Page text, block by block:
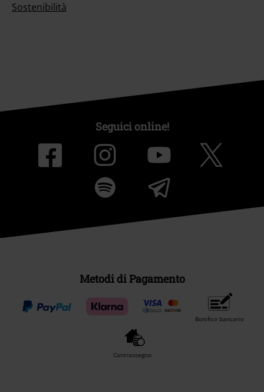
Sostenibilità
Seguici online!
Metodi di Pagamento
Bonifico bancario
Contrassegno